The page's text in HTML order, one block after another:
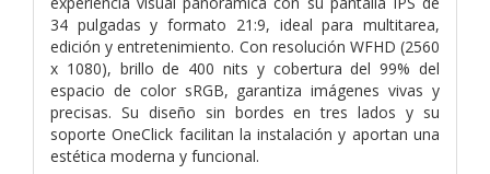
34 pulgadas y formato 21:9, ideal para multitarea,
edición y entretenimiento. Con resolución WFHD (2560
x 1080), brillo de 400 nits y cobertura del 99% del
espacio de color sRGB, garantiza imágenes vivas y
precisas. Su diseño sin bordes en tres lados y su
soporte OneClick facilitan la instalación y aportan una
estética moderna y funcional.